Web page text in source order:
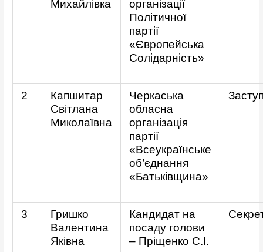
Михайлівка
організації
Політичної
партії
«Європейська
Солідарність»
2
Капшитар
Світлана
Миколаївна
Черкаська
обласна
організація
партії
«Всеукраїнське
об’єднання
«Батьківщина»
3
Гришко
Валентина
Яківна
Кандидат на
посаду голови
– Пріщенко С.І.